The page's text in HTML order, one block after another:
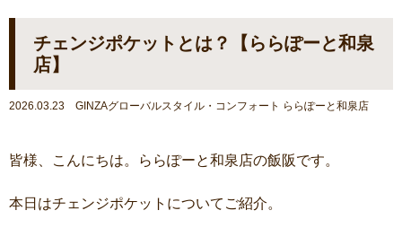
チェンジポケットとは？【ららぽーと和泉
店】
2026.03.23 GINZAグローバルスタイル・コンフォート ららぽーと和泉店
皆様、こんにちは。ららぽーと和泉店の飯阪です。
本日はチェンジポケットについてご紹介。